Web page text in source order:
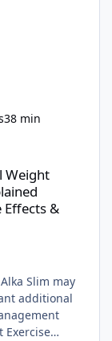
38 min
Support
Weight
&
Slim may
additional